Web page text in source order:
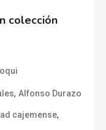
colección
, Alfonso Durazo
cajemense,